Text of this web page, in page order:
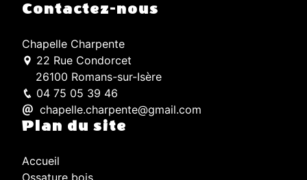
Contactez-nous
Chapelle Charpente
22 Rue Condorcet
26100 Romans-sur-Isère
04 75 05 39 46
chapelle.charpente@gmail.com
Plan du site
Accueil
Ossature bois